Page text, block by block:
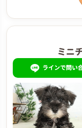
ミニ
ラインで問い